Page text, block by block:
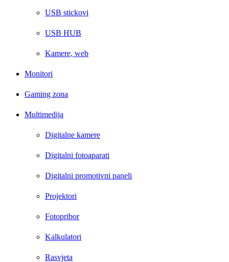
USB stickovi
USB HUB
Kamere, web
Monitori
Gaming zona
Multimedija
Digitalne kamere
Digitalni fotoaparati
Digitalni promotivni paneli
Projektori
Fotopribor
Kalkulatori
Rasvjeta